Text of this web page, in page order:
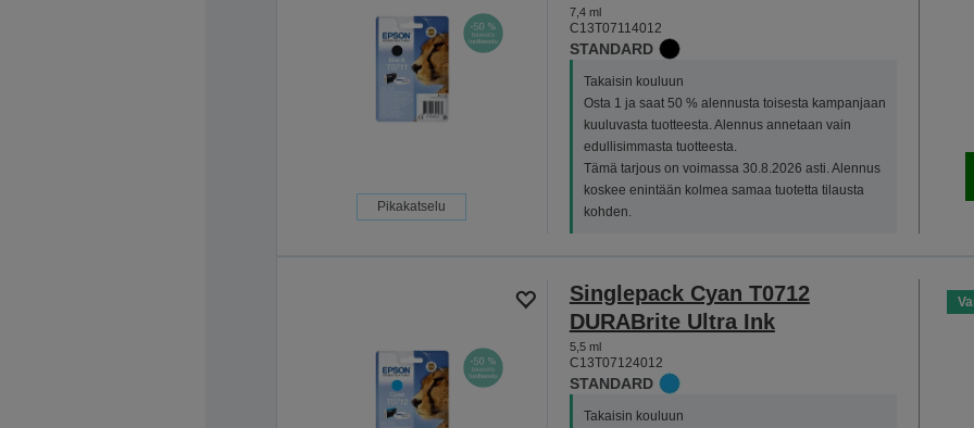
Pikakatselu
7,4 ml
C13T07114012
STANDARD
Takaisin kouluun
Osta 1 ja saat 50 % alennusta toisesta kampanjaan
kuuluvasta tuotteesta. Alennus annetaan vain
edullisimmasta tuotteesta.
Tämä tarjous on voimassa 30.8.2026 asti. Alennus
koskee enintään kolmea samaa tuotetta tilausta
kohden.
Singlepack Cyan T0712
DURABrite Ultra Ink
5,5 ml
C13T07124012
STANDARD
Takaisin kouluun